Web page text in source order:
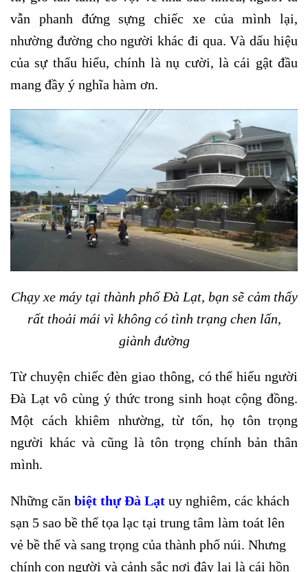
vẫn phanh đứng sựng chiếc xe của mình lại,
nhường đường cho người khác đi qua. Và dấu hiệu
của sự thấu hiểu, chính là nụ cười, là cái gật đầu
mang đầy ý nghĩa hàm ơn.
Chạy xe máy tại thành phố Đà Lạt, bạn sẽ cảm thấy
rất thoải mái vì không có tình trạng chen lấn,
giành đường
Từ chuyện chiếc đèn giao thông, có thể hiểu người
Đà Lạt vô cùng ý thức trong sinh hoạt cộng đồng.
Một cách khiêm nhường, từ tốn, họ tôn trọng
người khác và cũng là tôn trọng chính bản thân
mình.
Những căn biệt thự Đà Lạt uy nghiêm, các khách
sạn 5 sao bề thế tọa lạc tại trung tâm làm toát lên
vẻ bề thế và sang trọng của thành phố núi. Nhưng
chính con người và cảnh sắc nơi đây lại là cái hồn